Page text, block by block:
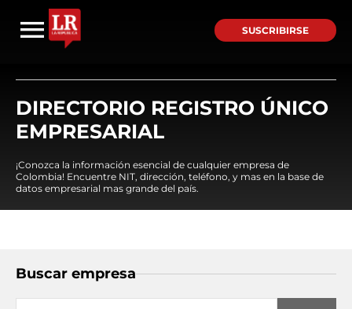
SUSCRIBIRSE
DIRECTORIO REGISTRO ÚNICO
EMPRESARIAL
¡Conozca la información esencial de cualquier empresa de
Colombia! Encuentre NIT, dirección, teléfono, y mas en la base de
datos empresarial mas grande del país.
Buscar empresa